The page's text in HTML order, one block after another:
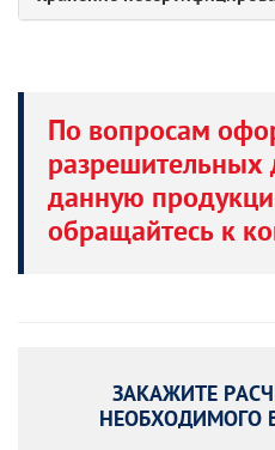
По вопросам
разрешительных
данную
обращайтесь к
ЗАКАЖИТЕ
НЕОБХОДИМОГО